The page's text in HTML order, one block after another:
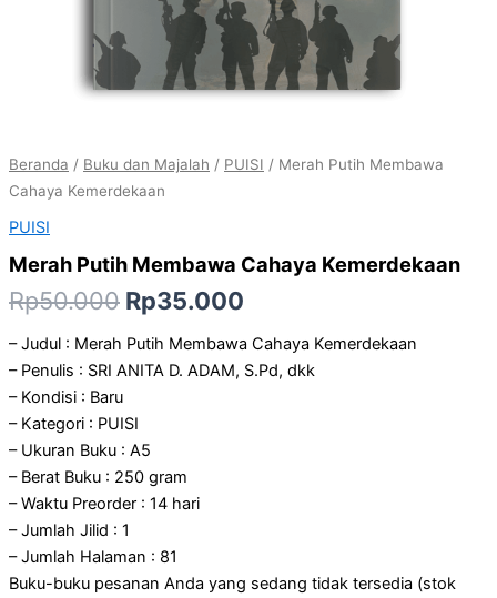
Beranda / Buku dan Majalah / PUISI / Merah Putih Membawa
Cahaya Kemerdekaan
PUISI
Merah Putih Membawa Cahaya Kemerdekaan
Rp50.000 Rp35.000
– Judul : Merah Putih Membawa Cahaya Kemerdekaan
– Penulis : SRI ANITA D. ADAM, S.Pd, dkk
– Kondisi : Baru
– Kategori : PUISI
– Ukuran Buku : A5
– Berat Buku : 250 gram
– Waktu Preorder : 14 hari
– Jumlah Jilid : 1
– Jumlah Halaman : 81
Buku-buku pesanan Anda yang sedang tidak tersedia (stok